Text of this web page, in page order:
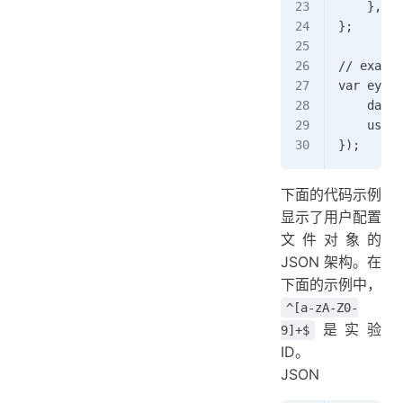
    },
};
//
var
});
下面的代码示例
显示了用户配置
文件对象的
JSON 架构。在
下面的示例中，
^[a-zA-Z0-
9]+$
是实验
ID。
JSON